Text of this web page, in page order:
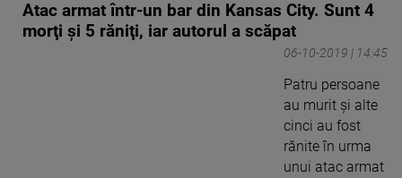
Atac armat într-un bar din Kansas City. Sunt 4
morţi şi 5 răniţi, iar autorul a scăpat
06-10-2019 | 14:45
Patru persoane
au murit şi alte
cinci au fost
rănite în urma
unui atac armat